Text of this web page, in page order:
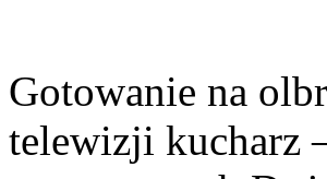
Gotowanie na
telewizji kucharz